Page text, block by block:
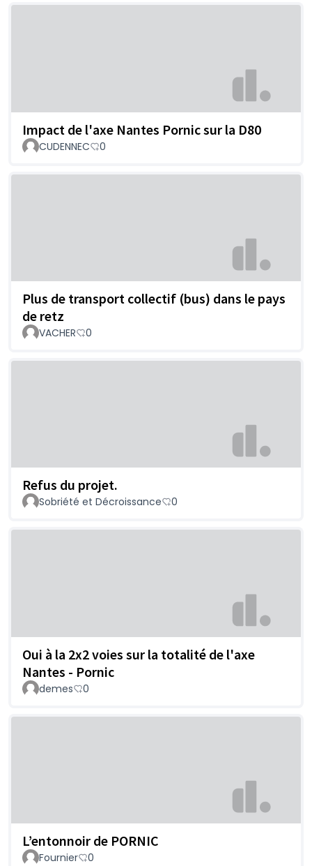
Impact de l'axe Nantes Pornic sur la D80
CUDENNEC 0
Plus de transport collectif (bus) dans le pays
de retz
VACHER 0
Refus du projet.
Sobriété et Décroissance 0
Oui à la 2x2 voies sur la totalité de l'axe
Nantes - Pornic
demes 0
L’entonnoir de PORNIC
Fournier 0